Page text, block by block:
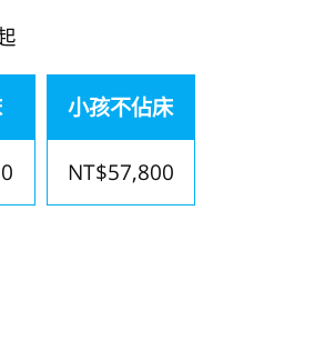
小孩不佔床
NT$57,800